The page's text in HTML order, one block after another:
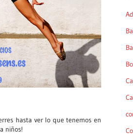
hasta ver lo que tenemos en
niños!